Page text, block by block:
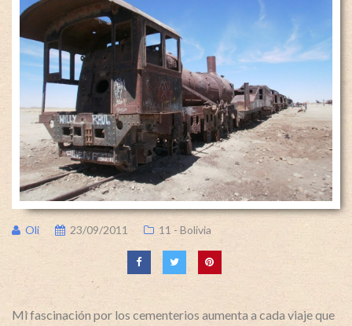
Oli 23/09/2011 11 - Bolivia
Mi fascinación por los cementerios aumenta a cada viaje que